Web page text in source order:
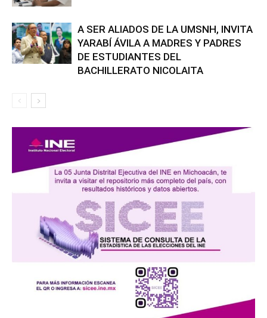
A SER ALIADOS DE LA UMSNH, INVITA
YARABÍ ÁVILA A MADRES Y PADRES
DE ESTUDIANTES DEL
BACHILLERATO NICOLAITA